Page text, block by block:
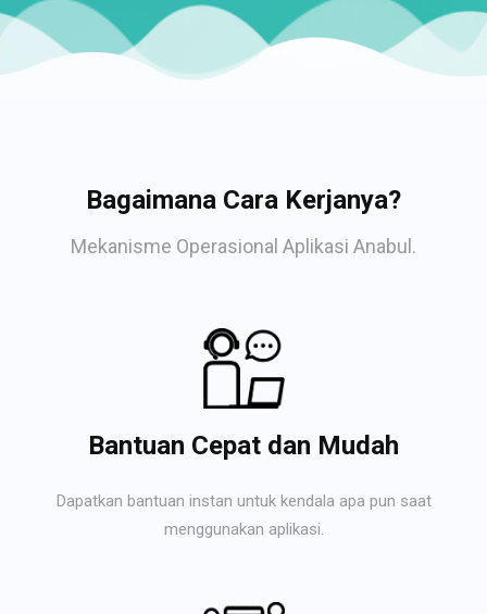
Bagaimana Cara Kerjanya?
Mekanisme Operasional Aplikasi Anabul.
Bantuan Cepat dan Mudah
Dapatkan bantuan instan untuk kendala apa pun saat
menggunakan aplikasi.